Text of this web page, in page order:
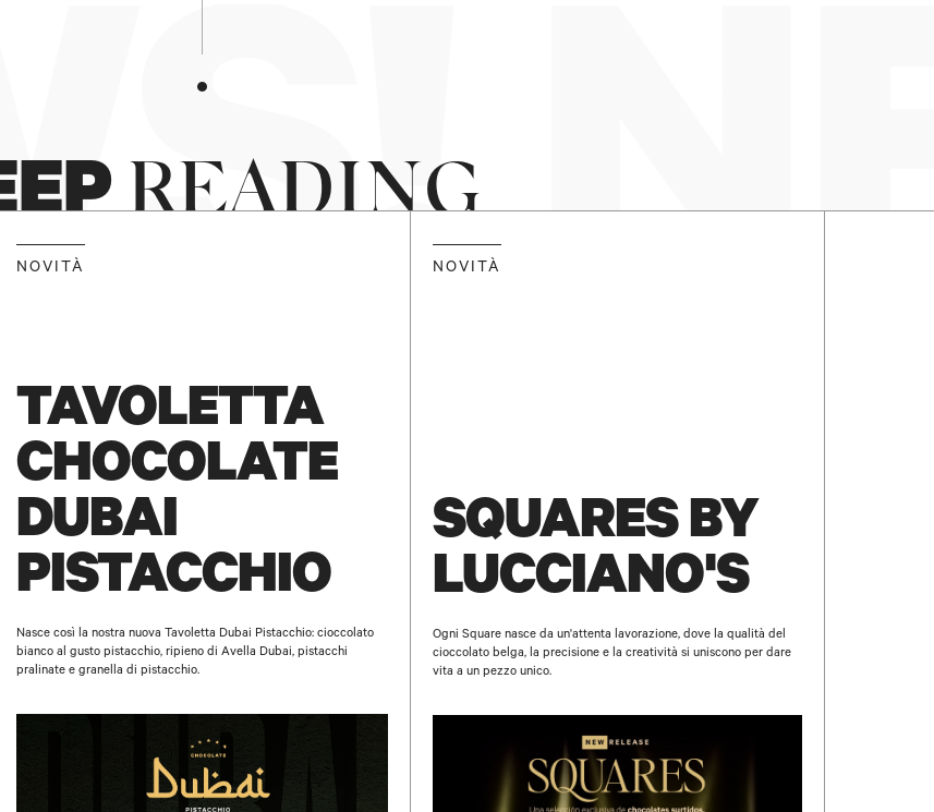
NOME E COGNOME
READING
NOVITÀ
TAVOLETTA
CHOCOLATE
DUBAI
PISTACCHIO
Nasce così la nostra nuova Tavoletta Dubai Pistacchio: cioccolato
bianco al gusto pistacchio, ripieno di Avella Dubai, pistacchi
pralinate e granella di pistacchio.
NOVITÀ
SQUARES BY
LUCCIANO'S
Ogni Square nasce da un'attenta lavorazione, dove la qualità del
cioccolato belga, la precisione e la creatività si uniscono per dare
vita a un pezzo unico.